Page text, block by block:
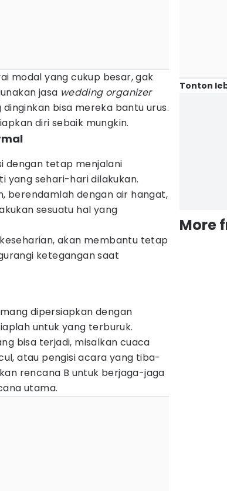
modal yang cukup besar, gak
jasa wedding organizer
bisa mereka bantu urus.
diri sebaik mungkin.
dengan tetap menjalani
yang sehari-hari dilakukan.
berendamlah dengan air hangat,
sesuatu hal yang
akan membantu tetap
ketegangan saat
dipersiapkan dengan
untuk yang terburuk.
bisa terjadi, misalkan cuaca
atau pengisi acara yang tiba-
rencana B untuk berjaga-jaga
utama.
Tonton
More